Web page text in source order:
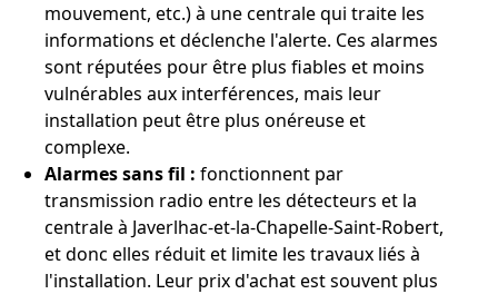
mouvement, etc.) à une centrale qui traite les
informations et déclenche l'alerte. Ces alarmes
sont réputées pour être plus fiables et moins
vulnérables aux interférences, mais leur
installation peut être plus onéreuse et
complexe.
Alarmes sans fil : fonctionnent par
transmission radio entre les détecteurs et la
centrale à Javerlhac-et-la-Chapelle-Saint-Robert,
et donc elles réduit et limite les travaux liés à
l'installation. Leur prix d'achat est souvent plus